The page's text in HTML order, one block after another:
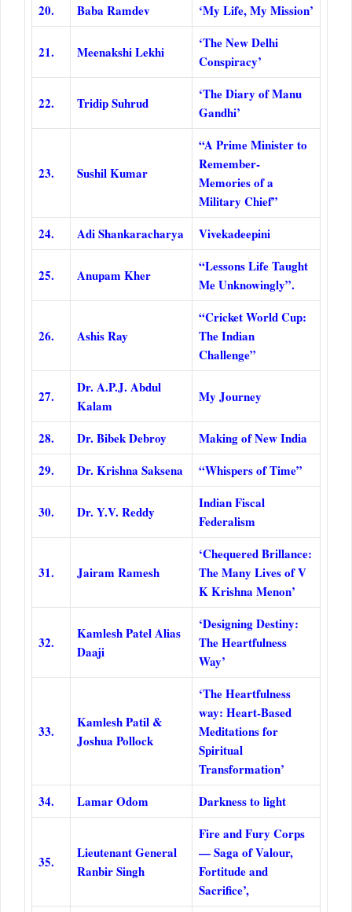
20.
Baba Ramdev ‘My Life, My Mission’
21. Meenakshi Lekhi
‘The New Delhi
Conspiracy’
22. Tridip Suhrud
‘The Diary of Manu
Gandhi’
23. Sushil Kumar
“A Prime Minister to
Remember-
Memories of a
Military Chief”
24.
Adi Shankaracharya Vivekadeepini
25. Anupam Kher
“Lessons Life Taught
Me Unknowingly”.
26. Ashis Ray
“Cricket World Cup:
The Indian
Challenge”
27.
Dr. A.P.J. Abdul
Kalam
My Journey
28. Dr. Bibek Debroy
Making of New India
29.
Dr. Krishna Saksena “Whispers of Time”
30. Dr. Y.V. Reddy
Indian Fiscal
Federalism
31. Jairam Ramesh
‘Chequered Brillance:
The Many Lives of V
K Krishna Menon’
32.
Kamlesh Patel Alias
Daaji
‘Designing Destiny:
The Heartfulness
Way’
33.
Kamlesh Patil &
Joshua Pollock
‘The Heartfulness
way: Heart-Based
Meditations for
Spiritual
Transformation’
34.
Lamar Odom Darkness to light
35.
Lieutenant General
Ranbir Singh
Fire and Fury Corps
— Saga of Valour,
Fortitude and
Sacrifice’,